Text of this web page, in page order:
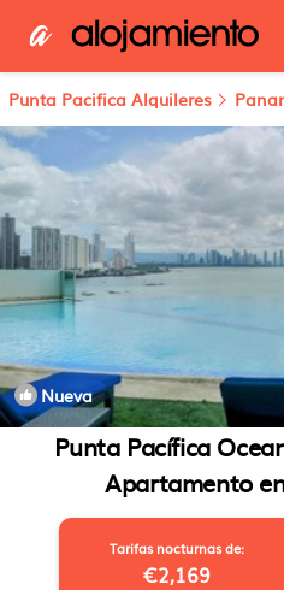
Punta Pacifica Alquileres
Nueva
Punta Pacífica
Apartamento
Tarifas nocturnas de:
€2,169